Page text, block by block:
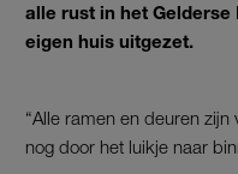
alle rust in het
eigen huis uitgezet.
“Alle ramen en deuren
nog door het luikje naar